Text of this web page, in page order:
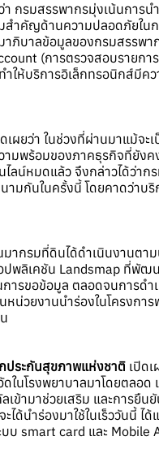
า กรมสรรพากรมุ่งเน้นการน
สำคัญด้านความปลอดภัยใ
ภิบาลข้อมูลของกรมสรรพ
(การตรวจสอบราย
ห้บริการอิเล็กทรอนิกส์มีค
ดเผยว่า ในช่วงที่ผ่านมาแม้จ
มพร้อมของภาคธุรกิจที่ยัง
ลน์หมดแล้ว จึงกล่าวได้ว่
มกันในครั้งนี้ โดยคาดว่า
มากรมที่ดินได้ดำเนินงานต
พลิเคชัน Landsmap ที่พั
การขอข้อมูล ตลอดจนการ
น่วยงานนำร่องในโครงก
ประกันสุขภาพแห่งชาติ เปิด
นโรงพยาบาลมาโดยตลอ
เข้ามาช่วยเสริม และการ
ด้นำร่องมาใช้ในเร็ววันนี้
บ smart card และ Mobile